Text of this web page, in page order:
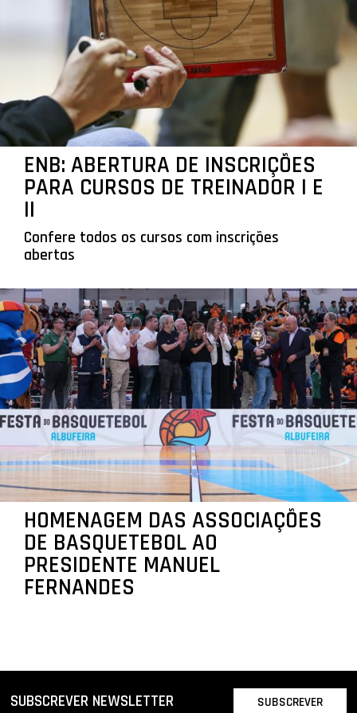
ENB: ABERTURA DE INSCRIÇÕES
PARA CURSOS DE TREINADOR I E
II
Confere todos os cursos com inscrições
abertas
HOMENAGEM DAS ASSOCIAÇÕES
DE BASQUETEBOL AO
PRESIDENTE MANUEL
FERNANDES
SUBSCREVER NEWSLETTER SUBSCREVER